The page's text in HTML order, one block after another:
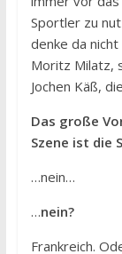
Sportler zu
denke da nicht
Moritz Milatz,
Jochen Käß,
Das große
Szene ist die
…nein…
…nein?
Frankreich.